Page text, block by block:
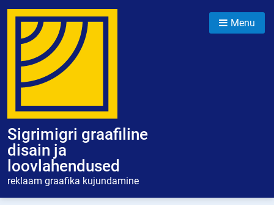
Skip
content
Sigrimigri graafiline
disain ja
loovlahendused
reklaam graafika kujundamine
Menu